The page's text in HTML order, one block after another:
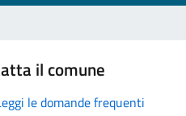
il comune
le domande frequenti